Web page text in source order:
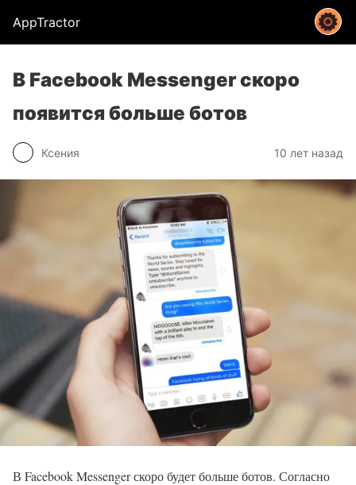
AppTractor
В Facebook Messenger скоро
появится больше ботов
Ксения 10 лет назад
В Facebook Messenger скоро будет больше ботов. Согласно